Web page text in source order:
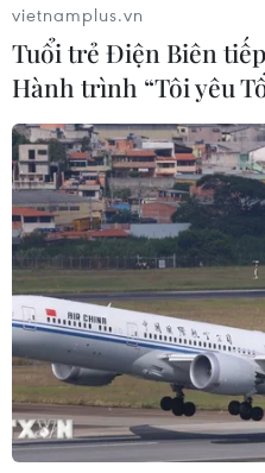
vietnamplus.vn
Tuổi trẻ Điện Biên
Hành trình “Tôi yêu